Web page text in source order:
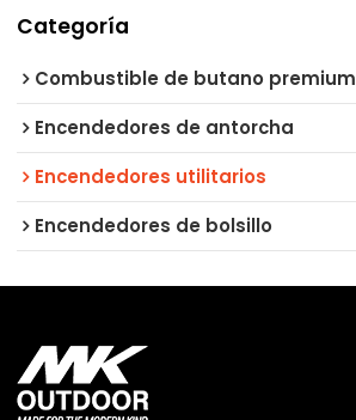
Categoría
Combustible de butano premium
Encendedores de antorcha
Encendedores utilitarios
Encendedores de bolsillo